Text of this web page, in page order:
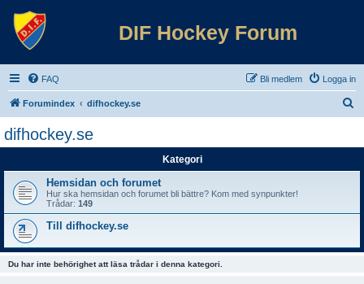
DIF Hockey Forum
FAQ Logga in
Bli medlem
Forumindex difhockey.se
difhockey.se
Kategori
Hemsidan och forumet
Hur ska hemsidan och forumet bli bättre? Kom med synpunkter!
Trådar: 149
Till difhockey.se
Du har inte behörighet att läsa trådar i denna kategori.